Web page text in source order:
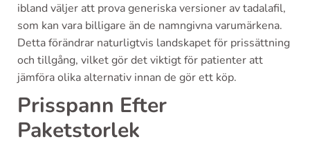
ibland väljer att prova generiska versioner av tadalafil,
som kan vara billigare än de namngivna varumärkena.
Detta förändrar naturligtvis landskapet för prissättning
och tillgång, vilket gör det viktigt för patienter att
jämföra olika alternativ innan de gör ett köp.
Prisspann Efter
Paketstorlek